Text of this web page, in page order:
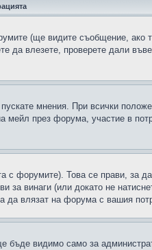
(ще видите съобщение, ако
да влезете, проверете дали
мнения. При всички
през форума, участие в
с форумите). Това се прави, за
за винаги (или докато не
да влязат на форума с вашия
бъде видимо само за